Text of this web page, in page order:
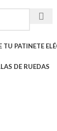
PATINETE
DE RUEDAS